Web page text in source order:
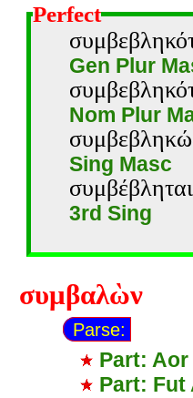
Perfect
Gen Plur
Nom Plur
Sing Masc
3rd Sing
συμβαλὼν
Parse:
Part:
Part: Fut